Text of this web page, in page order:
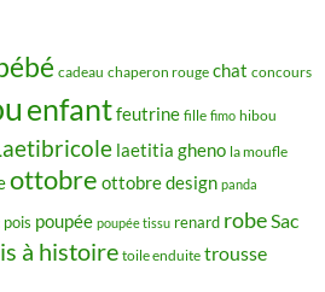
cadeau chaperon rouge chat concours
enfantfeutrine fille fimo hibou
laetitia gheno la moufle
ottobre ottobre design panda
pois poupée poupée tissu renard robe Sac
à histoire toile enduite trousse